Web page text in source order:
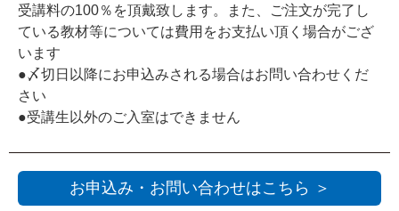
受講料の100％を頂戴致します。また、ご注文が完了し
ている教材等については費用をお支払い頂く場合がござ
います
●〆切日以降にお申込みされる場合はお問い合わせくだ
さい
●受講生以外のご入室はできません
お申込み・お問い合わせはこちら ＞